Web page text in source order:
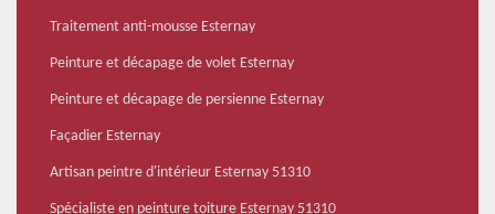
Traitement anti-mousse Esternay
Peinture et décapage de volet Esternay
Peinture et décapage de persienne Esternay
Façadier Esternay
Artisan peintre d'intérieur Esternay 51310
Spécialiste en peinture toiture Esternay 51310